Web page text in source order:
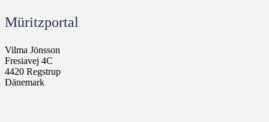
Müritzportal
Vilma Jönsson
Fresiavej 4C
4420 Regstrup
Dänemark